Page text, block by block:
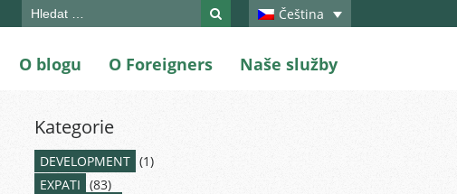
Čeština
Search
O blogu O Foreigners Naše služby
Kategorie
DEVELOPMENT (1)
EXPATI (83)